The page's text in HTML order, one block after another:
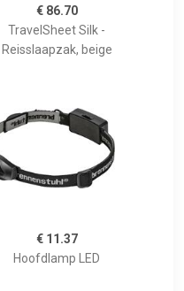
€ 86.70
TravelSheet Silk -
Reisslaapzak, beige
€ 11.37
Hoofdlamp LED